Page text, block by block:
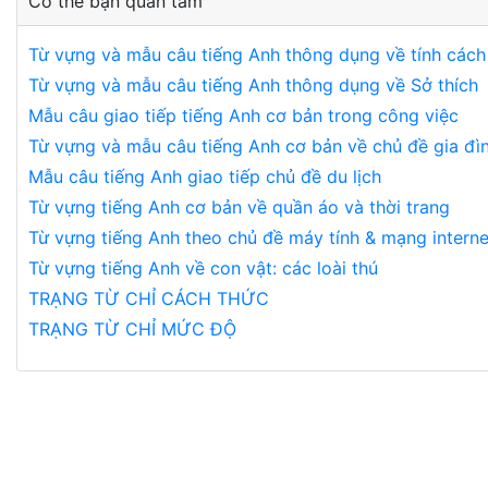
Từ vựng và mẫu câu tiếng Anh thông dụng về tính cách
Từ vựng và mẫu câu tiếng Anh thông dụng về Sở thích
Mẫu câu giao tiếp tiếng Anh cơ bản trong công việc
Từ vựng và mẫu câu tiếng Anh cơ bản về chủ đề gia
Mẫu câu tiếng Anh giao tiếp chủ đề du lịch
Từ vựng tiếng Anh cơ bản về quần áo và thời trang
Từ vựng tiếng Anh theo chủ đề máy tính & mạng
Từ vựng tiếng Anh về con vật: các loài thú
TRẠNG TỪ CHỈ CÁCH THỨC
TRẠNG TỪ CHỈ MỨC ĐỘ